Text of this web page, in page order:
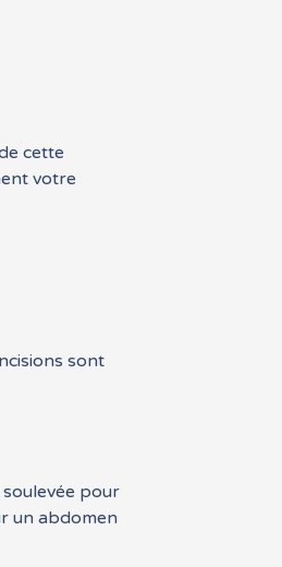
cette
votre
sont
pour
un abdomen